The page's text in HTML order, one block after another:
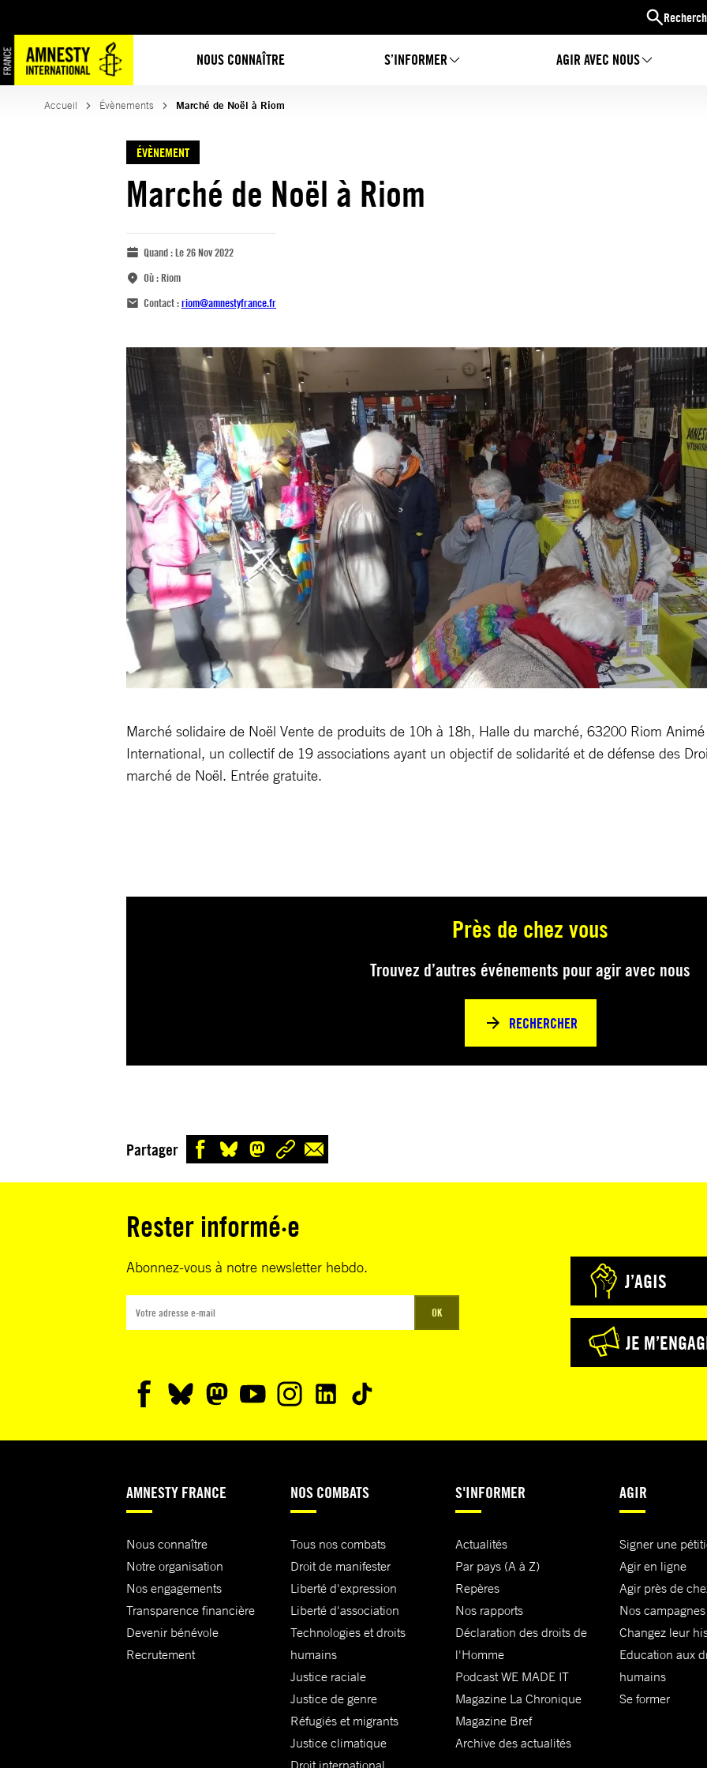
NOUS CONNAÎTRE S’INFORMER AGIR AVEC NOUS
Accueil Évènements Marché de Noël à Riom
ÉVÈNEMENT
Marché de Noël à Riom
Quand :Le 26 Nov 2022
Où :Riom
Contact :riom@amnestyfrance.fr
Marché solidaire de Noël Vente de produits de 10h à 18h, Halle du marché, 63200 Riom
International, un collectif de 19 associations ayant un objectif de solidarité et de défense des
marché de Noël. Entrée gratuite.
Près de chez vous
Trouvez d’autres événements pour agir avec nous
RECHERCHER
Partager
Rester informé·e
Abonnez-vous à notre newsletter hebdo.
OK
J’AGIS
JE
AMNESTY FRANCE
Nous connaître
Notre organisation
Nos engagements
Transparence financière
Devenir bénévole
Recrutement
NOS COMBATS
Tous nos combats
Droit de manifester
Liberté d'expression
Liberté d'association
Technologies et droits
humains
Justice raciale
Justice de genre
Réfugiés et migrants
Justice climatique
Droit international
S'INFORMER
Actualités
Par pays (A à Z)
Repères
Nos rapports
Déclaration des droits de
l'Homme
Podcast WE MADE IT
Magazine La Chronique
Magazine Bref
Archive des actualités
AGIR
Signer une
Agir en ligne
Agir près de
Nos campagnes
Changez leur
Education aux
humains
Se former